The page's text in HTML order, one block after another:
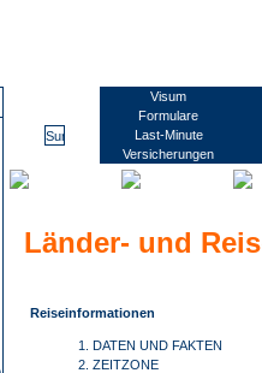
Visum
Formulare
Last-Minute
Versicherungen
Länder- und
Reiseinformationen
1. DATEN UND FAKTEN
2. ZEITZONE